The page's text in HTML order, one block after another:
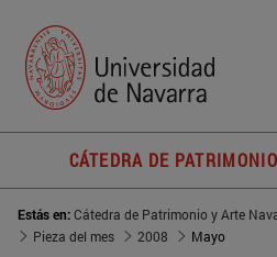
CÁTEDRA DE
Estás en:Cátedra de Patrimonio y Arte
Pieza del mes
2008 Mayo